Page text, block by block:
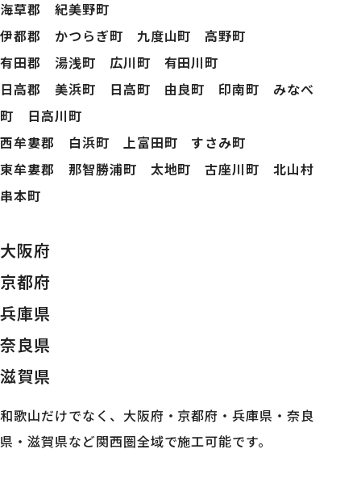
海草郡 紀美野町
伊都郡 かつらぎ町 九度山町 高野町
有田郡 湯浅町 広川町 有田川町
日高郡 美浜町 日高町 由良町 印南町 みなべ
町 日高川町
西牟婁郡 白浜町 上富田町 すさみ町
東牟婁郡 那智勝浦町 太地町 古座川町 北山村
串本町
大阪府
京都府
兵庫県
奈良県
滋賀県
和歌山だけでなく、大阪府・京都府・兵庫県・奈良
県・滋賀県など関西圏全域で施工可能です。